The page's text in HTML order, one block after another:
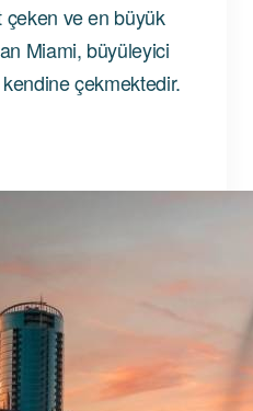
çeken ve en büyük
Miami, büyüleyici
çekmektedir.